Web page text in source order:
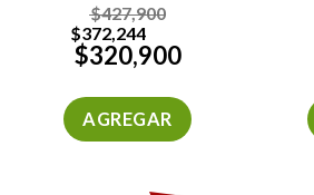
$427,900
$372,244
$320,900
AGREGAR